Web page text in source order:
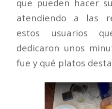
que pueden hacer
atendiendo a las
estos usuarios
dedicaron unos
fue y qué platos